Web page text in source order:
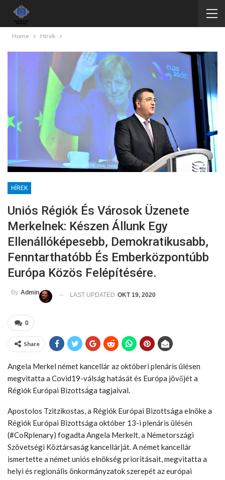
Home Hírek
HÍREK
Uniós Régiók És Városok Üzenete
Merkelnek: Készen Állunk Egy
Ellenállóképesebb, Demokratikusabb,
Fenntarthatóbb És Emberközpontúbb
Európa Közös Felépítésére.
By Admin LAST UPDATED OKT 19, 2020
0
Share
Angela Merkel német kancellár az októberi plenáris ülésen
megvitatta a Covid19-válság hatását és Európa jövőjét a
Régiók Európai Bizottsága tagjaival.
Apostolos Tzitzikostas, a Régiók Európai Bizottsága elnöke a
Régiók Európai Bizottsága október 13-i plenáris ülésén
(#CoRplenary) fogadta Angela Merkelt, a Németországi
Szövetségi Köztársaság kancellárját. A német kancellár
ismertette a német uniós elnökség prioritásait, megvitatta a
helyi és regionális önkormányzatok szerepét az európai